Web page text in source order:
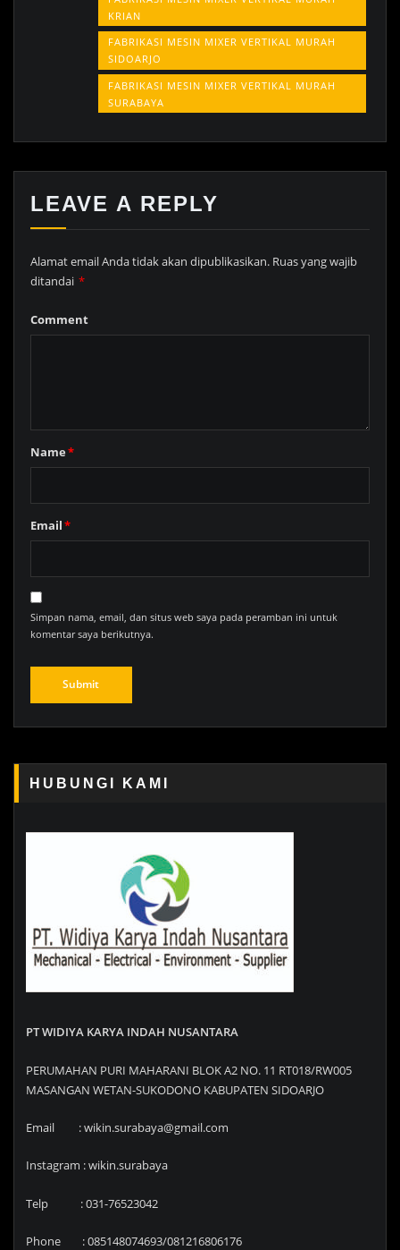
KRIAN
FABRIKASI MESIN MIXER VERTIKAL MURAH
SIDOARJO
FABRIKASI MESIN MIXER VERTIKAL MURAH
SURABAYA
LEAVE A REPLY
Alamat email Anda tidak akan dipublikasikan. Ruas yang wajib
ditandai *
Comment
Name*
Email*
Simpan nama, email, dan situs web saya pada peramban ini untuk
komentar saya berikutnya.
HUBUNGI KAMI
PT WIDIYA KARYA INDAH NUSANTARA
PERUMAHAN PURI MAHARANI BLOK A2 NO. 11 RT018/RW005
MASANGAN WETAN-SUKODONO KABUPATEN SIDOARJO
Email : wikin.surabaya@gmail.com
Instagram : wikin.surabaya
Telp : 031-76523042
Phone : 085148074693/081216806176